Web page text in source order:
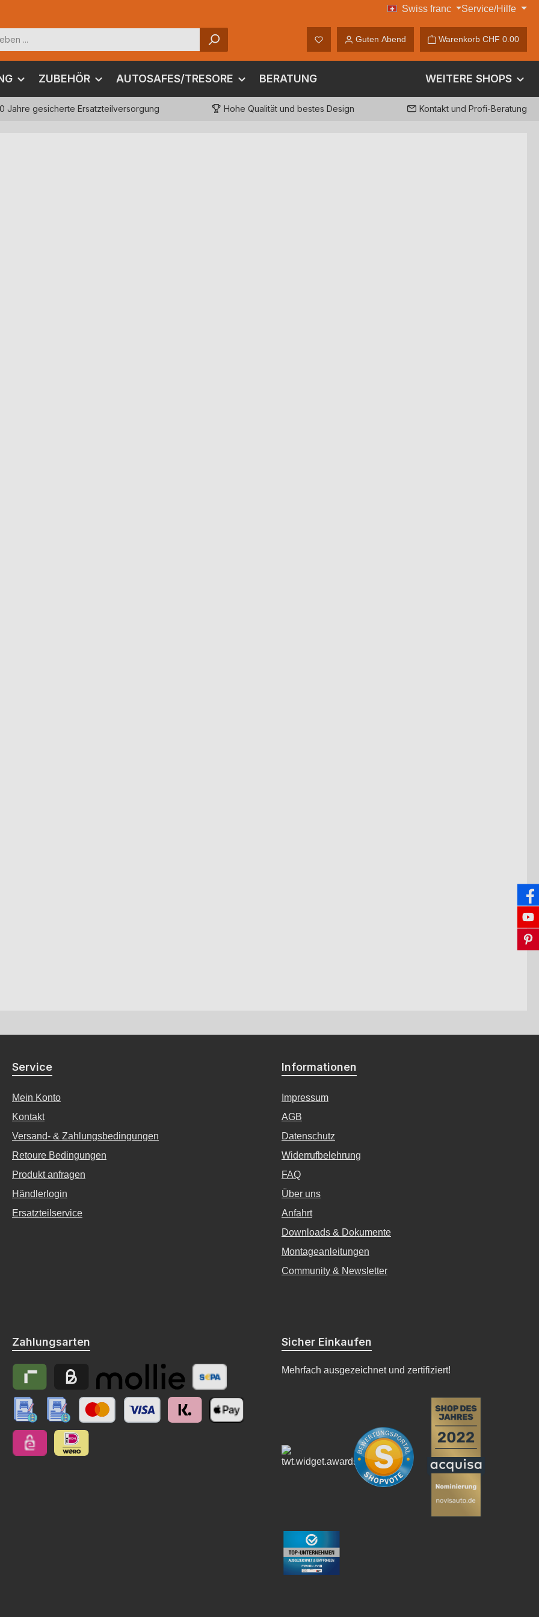
CHF
Swiss franc Service/Hilfe
Du hast 0 Produkte auf dem Merkzettel
Guten Abend Warenkorb CHF 0.00
ZUBEHÖR AUTOSAFES/TRESORE BERATUNG WEITERE SHOPS
Jahre gesicherte Ersatzteilversorgung Hohe Qualität und bestes Design Kontakt und Profi-Beratung
Service
Mein Konto
Kontakt
Versand- & Zahlungsbedingungen
Retoure Bedingungen
Produkt anfragen
Händlerlogin
Ersatzteilservice
Informationen
Impressum
AGB
Datenschutz
Widerrufbelehrung
FAQ
Über uns
Anfahrt
Downloads & Dokumente
Montageanleitungen
Community & Newsletter
Zahlungsarten
Vorkasse (SEPA Überweisung)
NO: manuelle Überweisung // Anzahlung
NO: manuelle Überweisung // Anzahlung // Schweiz
Kreditkarte
Riverty Billie Zahlungsdienstleister Mollie
Sicher Einkaufen
Mehrfach ausgezeichnet und zertifiziert!